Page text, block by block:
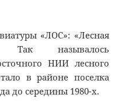
«ЛОС»: «Лесная
Так называлось
НИИ лесного
в районе поселка
до середины 1980-х.